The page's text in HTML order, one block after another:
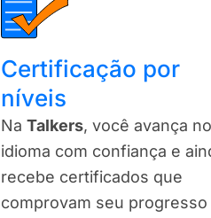
Certificação por
níveis​
Na Talkers, você avança no
idioma com confiança e
recebe certificados que
comprovam seu progresso